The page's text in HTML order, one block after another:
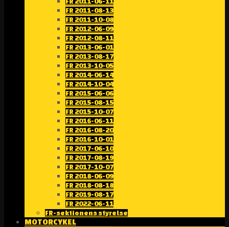
FR 2011-08-13
FR 2011-10-08
FR 2012-06-09
FR 2012-08-11
FR 2013-06-01
FR 2013-08-17
FR 2013-10-05
FR 2014-06-14
FR 2014-10-04
FR 2015-06-06
FR 2015-08-15
FR 2015-10-07
FR 2016-06-11
FR 2016-08-20
FR 2016-10-01
FR 2017-06-10
FR 2017-08-19
FR 2017-10-07
FR 2018-06-09
FR 2018-08-18
FR 2019-08-17
FR 2022-06-11
FR-sektionens styrelse
MOTORCYKEL